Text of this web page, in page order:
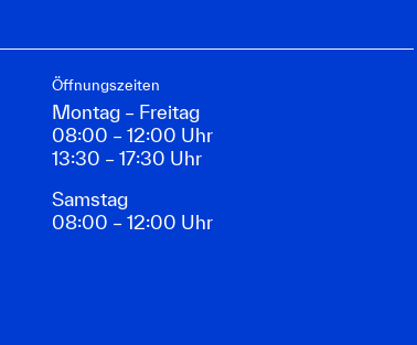
Öffnungszeiten
Montag – Freitag
08:00 – 12:00 Uhr
13:30 – 17:30 Uhr
Samstag
08:00 – 12:00 Uhr